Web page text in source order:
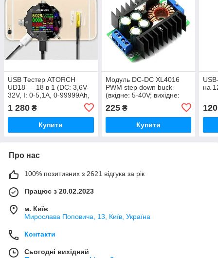
USB Тестер ATORCH
UD18 — 18 в 1 (DC: 3,6V-
32V, I: 0-5,1A, 0-99999Ah,
0-99999Wh) з Bluetooth та
датчиком температури
1 280 ₴
Купити
Модуль DC-DC XL4016
PWM step down buck
(вхідне: 5-40V; вихідне:
регулюванням I і U
225₴
Купити
на
120
Про нас
100% позитивних з 2621 відгука за рік
Працює з 20.02.2023
м. Київ
Мирослава Поповича, 13, Київ, Україна
Контакти
Сьогодні вихідний